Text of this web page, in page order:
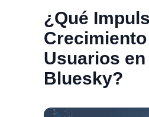
¿Qué
Usuarios en
Bluesky?